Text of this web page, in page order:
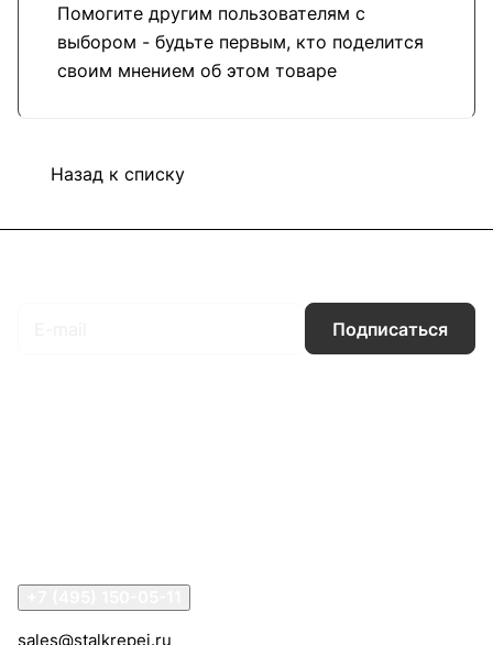
Помогите другим пользователям с
выбором - будьте первым, кто поделится
своим мнением об этом товаре
Назад к списку
Подписаться
sales@stalkrepej.ru